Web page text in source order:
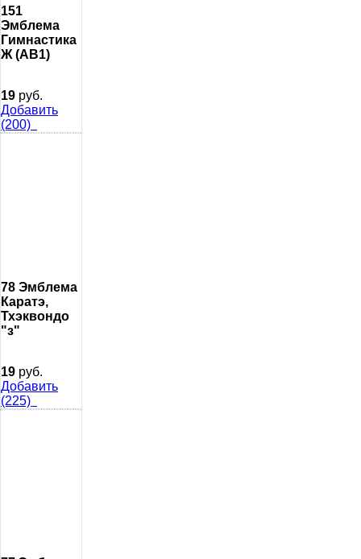
151
Эмблема
Гимнастика
Ж (AB1)
19 руб.
Добавить
(200)
78 Эмблема
Каратэ,
Тхэквондо
"з"
19 руб.
Добавить
(225)